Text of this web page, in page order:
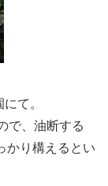
て。
で、油断する
かり構えるとい